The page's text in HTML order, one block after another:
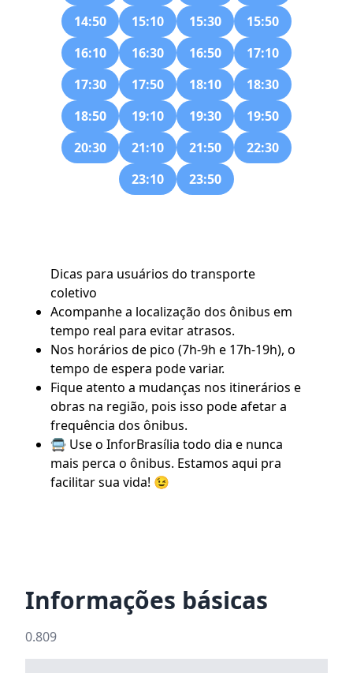
14:50
15:10 15:30
15:50
16:10
16:30 16:50
17:10
17:30
17:50 18:10
18:30
18:50
19:10 19:30
19:50
20:30
21:10 21:50
22:30
23:10
23:50
Dicas para usuários do transporte
coletivo
Acompanhe a localização dos ônibus em
tempo real para evitar atrasos.
Nos horários de pico (7h-9h e 17h-19h), o
tempo de espera pode variar.
Fique atento a mudanças nos itinerários e
obras na região, pois isso pode afetar a
frequência dos ônibus.
🚍 Use o InforBrasília todo dia e nunca
mais perca o ônibus. Estamos aqui pra
facilitar sua vida! 😉
Informações básicas
0.809